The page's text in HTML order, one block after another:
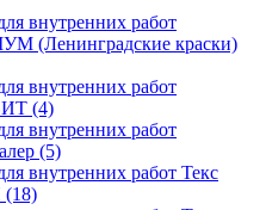
внутренних работ
(Ленинградские краски)
внутренних работ
(4)
внутренних работ
(5)
внутренних работ Текс
(18)